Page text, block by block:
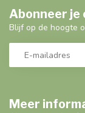
Meer
Abonneer je
Blijf op de hoogte